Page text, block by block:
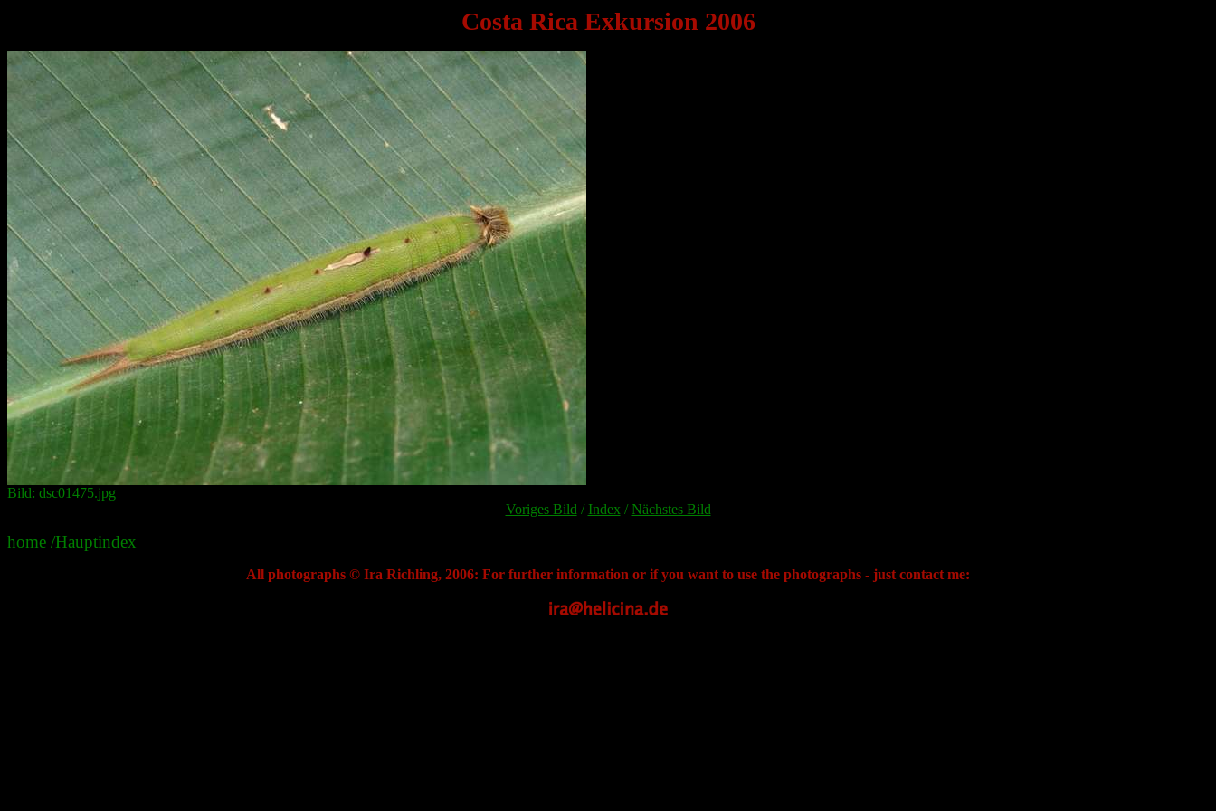
Costa Rica Exkursion 2006
Bild: dsc01475.jpg
Voriges Bild /Index /Nächstes Bild
home /Hauptindex
All photographs © Ira Richling, 2006: For further information or if you want to use the photographs - just contact me: